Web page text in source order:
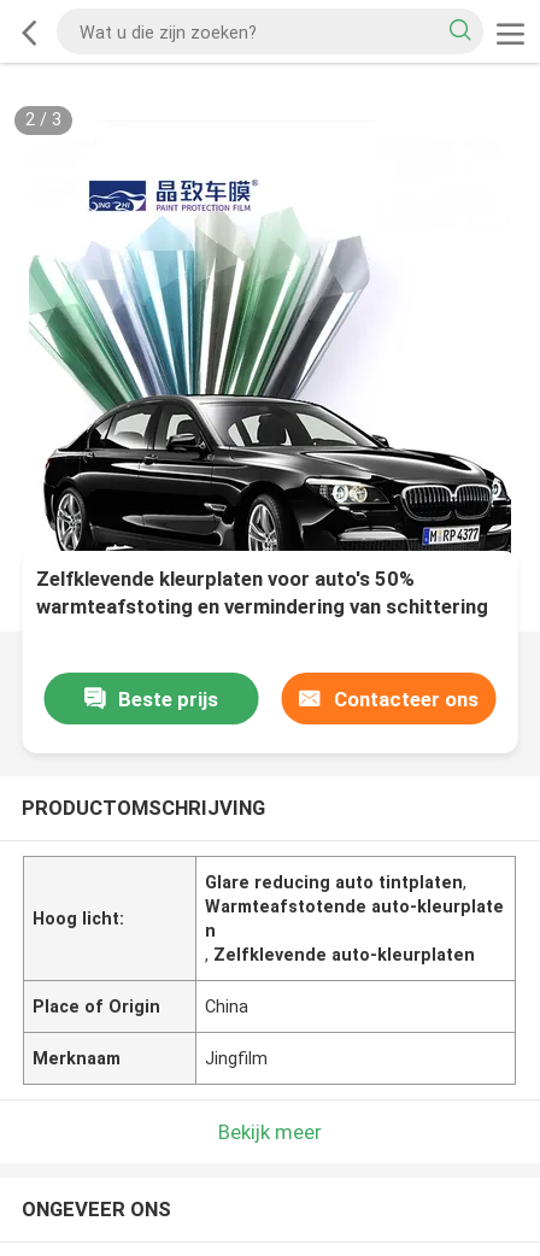
2/ 3
Zelfklevende kleurplaten voor auto's 50%
warmteafstoting en vermindering van schittering
Beste prijs Contacteer ons
PRODUCTOMSCHRIJVING
Hoog licht:
Glare reducing auto tintplaten,
Warmteafstotende auto-kleurplate
n
, Zelfklevende auto-kleurplaten
Place of Origin China
Merknaam Jingfilm
Bekijk meer
ONGEVEER ONS